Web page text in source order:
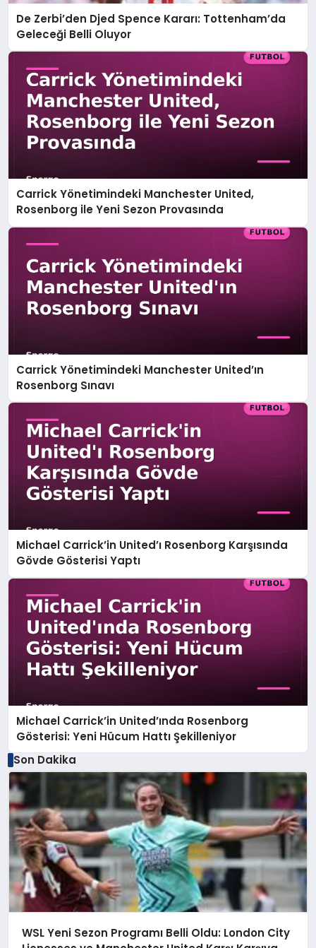
De Zerbi’den Djed Spence Kararı: Tottenham’da
Geleceği Belli Oluyor
Carrick Yönetimindeki Manchester United,
Rosenborg ile Yeni Sezon Provasında
Carrick Yönetimindeki Manchester United’ın
Rosenborg Sınavı
Michael Carrick’in United’ı Rosenborg Karşısında
Gövde Gösterisi Yaptı
Michael Carrick’in United’ında Rosenborg
Gösterisi: Yeni Hücum Hattı Şekilleniyor
Son Dakika
WSL Yeni Sezon Programı Belli Oldu: London City